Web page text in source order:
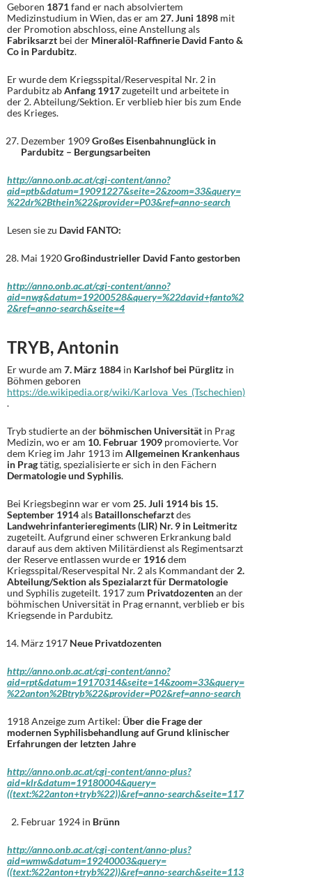
Geboren 1871fand er nach absolviertem
Medizinstudium in Wien, das er am 27. Juni 1898 mit
der Promotion abschloss, eine Anstellung als
Fabriksarzt bei der Mineralöl-Raffinerie David Fanto &
Co in Pardubitz.
Er wurde dem Kriegsspital/Reservespital Nr. 2 in
Pardubitz abAnfang 1917zugeteilt und arbeitete in
der 2. Abteilung/Sektion. Er verblieb hier bis zum Ende
des Krieges.
Dezember 1909Großes Eisenbahnunglück in
Pardubitz – Bergungsarbeiten
http://anno.onb.ac.at/cgi-content/anno?
aid=ptb&datum=19091227&seite=2&zoom=33&query=
%22dr%2Bthein%22&provider=P03&ref=anno-search
Lesen sie zu David FANTO:
Mai 1920Großindustrieller David Fanto gestorben
http://anno.onb.ac.at/cgi-content/anno?
aid=nwg&datum=19200528&query=%22david+fanto%2
2&ref=anno-search&seite=4
TRYB, Antonin
Er wurde am 7. März 1884 in Karlshof bei Pürglitz in
Böhmen geboren
https://de.wikipedia.org/wiki/Karlova_Ves_(Tschechien)
.
Tryb studierte an der böhmischen Universität in Prag
Medizin, wo er am 10. Februar 1909 promovierte. Vor
dem Krieg im Jahr 1913 im Allgemeinen Krankenhaus
in Pragtätig, spezialisierte er sich in den Fächern
Dermatologie und Syphilis.
Bei Kriegsbeginn war er vom 25. Juli 1914 bis 15.
September 1914als Bataillonschefarztdes
Landwehrinfanterieregiments (LIR) Nr. 9 in Leitmeritz
zugeteilt. Aufgrund einer schweren Erkrankung bald
darauf aus dem aktiven Militärdienst als Regimentsarzt
der Reserve entlassen wurde er 1916dem
Kriegsspital/Reservespital Nr. 2 als Kommandant der 2.
Abteilung/Sektion als Spezialarzt für Dermatologie
und Syphilis zugeteilt. 1917 zum Privatdozentenan der
böhmischen Universität in Prag ernannt, verblieb er bis
Kriegsende in Pardubitz.
März 1917 Neue Privatdozenten
http://anno.onb.ac.at/cgi-content/anno?
aid=rpt&datum=19170314&seite=14&zoom=33&query=
%22anton%2Btryb%22&provider=P02&ref=anno-search
1918 Anzeige zum Artikel: Über die Frage der
modernen Syphilisbehandlung auf Grund klinischer
Erfahrungen der letzten Jahre
http://anno.onb.ac.at/cgi-content/anno-plus?
aid=klr&datum=19180004&query=
((text:%22anton+tryb%22))&ref=anno-search&seite=117
Februar 1924 in Brünn
http://anno.onb.ac.at/cgi-content/anno-plus?
aid=wmw&datum=19240003&query=
((text:%22anton+tryb%22))&ref=anno-search&seite=113